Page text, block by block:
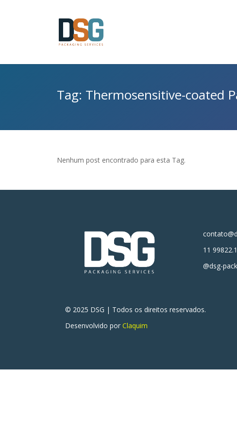
Tag: Thermosensitive-coated
Nenhum post encontrado para esta Tag.
11
@dsg-
© 2025 DSG | Todos os direitos reservados.
Desenvolvido porClaquim